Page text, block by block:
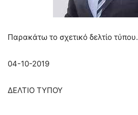
Παρακάτω το σχετικό δελτίο τύπου.
04-10-2019
ΔΕΛΤΙΟ ΤΥΠΟΥ